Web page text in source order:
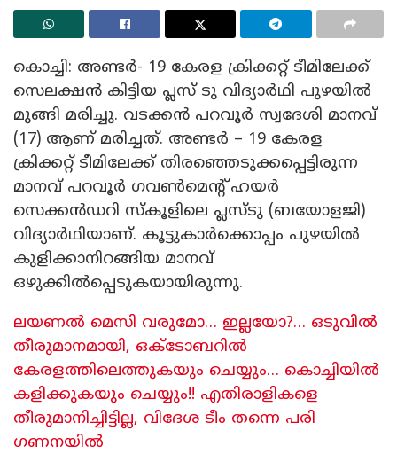
കൊച്ചി: അണ്ടർ- 19 കേരള ക്രിക്കറ്റ് ടീമിലേക്ക്
സെലക്ഷൻ കിട്ടിയ പ്ലസ് ടു വിദ്യാർഥി പുഴയിൽ
മുങ്ങി മരിച്ചു. വടക്കൻ പറവൂർ സ്വദേശി മാനവ്
(17) ആണ് മരിച്ചത്. അണ്ടർ – 19 കേരള
ക്രിക്കറ്റ് ടീമിലേക്ക് തിരഞ്ഞെടുക്കപ്പെട്ടിരുന്ന
മാനവ് പറവൂർ ഗവൺമെൻ്റ് ഹയർ
സെക്കൻഡറി സ്‌കൂളിലെ പ്ലസ്‌ടു (ബയോളജി)
വിദ്യാർഥിയാണ്. കൂട്ടുകാർക്കൊപ്പം പുഴയിൽ
കുളിക്കാനിറങ്ങിയ മാനവ്
ഒഴുക്കിൽപ്പെടുകയായിരുന്നു.
ലയണൽ മെസി വരുമോ… ഇല്ലയോ?… ഒടുവിൽ
തീരുമാനമായി, ഒക്ടോബറിൽ
കേരളത്തിലെത്തുകയും ചെയ്യും… കൊച്ചിയിൽ
കളിക്കുകയും ചെയ്യും!! എതിരാളികളെ
തീരുമാനിച്ചിട്ടില്ല, വിദേശ ടീം തന്നെ പരി​
ഗണനയിൽ